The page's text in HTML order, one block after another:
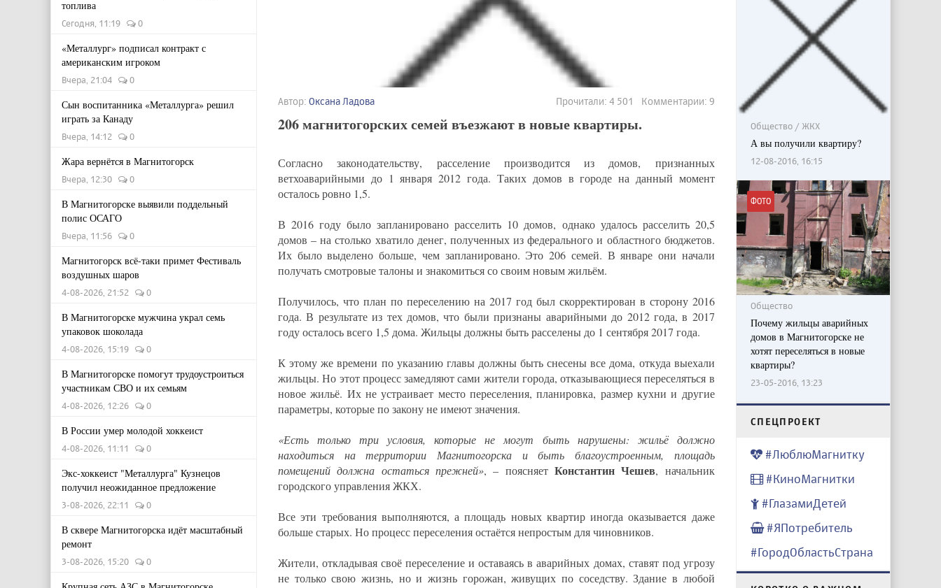
топлива
Сегодня, 11:19 0
«Металлург» подписал контракт с
американским игроком
Вчера, 21:04 0
Сын воспитанника «Металлурга» решил
играть за Канаду
Вчера, 14:12 0
Жара вернётся в Магнитогорск
Вчера, 12:30 0
В Магнитогорске выявили поддельный
полис ОСАГО
Вчера, 11:56 0
Магнитогорск всё-таки примет Фестиваль
воздушных шаров
4-08-2026, 21:52 0
В Магнитогорске мужчина украл семь
упаковок шоколада
4-08-2026, 15:19 0
В Магнитогорске помогут трудоустроиться
участникам СВО и их семьям
4-08-2026, 12:26 0
В России умер молодой хоккеист
4-08-2026, 11:11 0
Экс-хоккеист "Металлурга" Кузнецов
получил неожиданное предложение
3-08-2026, 22:11 0
В сквере Магнитогорска идёт масштабный
ремонт
3-08-2026, 15:20 0
Автор: Оксана Ладова Прочитали: 4 501 Комментарии: 9
206 магнитогорских семей въезжают в новые квартиры.
Согласно законодательству, расселение производится из домов, признанных
ветхоаварийными до 1 января 2012 года. Таких домов в городе на данный момент
осталось ровно 1,5.
В 2016 году было запланировано расселить 10 домов, однако удалось расселить 20,5
домов – на столько хватило денег, полученных из федерального и областного бюджетов.
Их было выделено больше, чем запланировано. Это 206 семей. В январе они начали
получать смотровые талоны и знакомиться со своим новым жильём.
Получилось, что план по переселению на 2017 год был скорректирован в сторону 2016
года. В результате из тех домов, что были признаны аварийными до 2012 года, в 2017
году осталось всего 1,5 дома. Жильцы должны быть расселены до 1 сентября 2017 года.
К этому же времени по указанию главы должны быть снесены все дома, откуда выехали
жильцы. Но этот процесс замедляют сами жители города, отказывающиеся переселяться в
новое жильё. Их не устраивает место переселения, планировка, размер кухни и другие
параметры, которые по закону не имеют значения.
«Есть только три условия, которые не могут быть нарушены: жильё должно
находиться на территории Магнитогорска и быть благоустроенным, площадь
помещений должна остаться прежней», – поясняетКонстантин Чешев, начальник
городского управления ЖКХ.
Все эти требования выполняются, а площадь новых квартир иногда оказывается даже
больше старых. Но процесс переселения остаётся непростым для чиновников.
Жители, откладывая своё переселение и оставаясь в аварийных домах, ставят под угрозу
не только свою жизнь, но и жизнь горожан, живущих по соседству. Здание в любой
Общество / ЖКХ
А вы получили квартиру?
12-08-2016, 16:15
ФОТО
Общество
Почему жильцы аварийных
домов в Магнитогорске не
хотят переселяться в новые
квартиры?
23-05-2016, 13:23
CПЕЦПРОЕКТ
#ЛюблюМагнитку
#КиноМагнитки
#ГлазамиДетей
#ЯПотребитель
#ГородОбластьСтрана